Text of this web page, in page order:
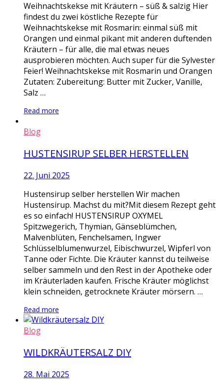
Weihnachtskekse mit Kräutern – süß & salzig Hier
findest du zwei köstliche Rezepte für
Weihnachtskekse mit Rosmarin: einmal süß mit
Orangen und einmal pikant mit anderen duftenden
Kräutern – für alle, die mal etwas neues
ausprobieren möchten. Auch super für die Sylvester
Feier! Weihnachtskekse mit Rosmarin und Orangen
Zutaten: Zubereitung: Butter mit Zucker, Vanille,
Salz …
Read more
Blog
HUSTENSIRUP SELBER HERSTELLEN
22. Juni 2025
Hustensirup selber herstellen Wir machen
Hustensirup. Machst du mit?Mit diesem Rezept geht
es so einfach! HUSTENSIRUP OXYMEL
Spitzwegerich, Thymian, Gänseblümchen,
Malvenblüten, Fenchelsamen, Ingwer
Schlüsselblumenwurzel, Eibischwurzel, Wipferl von
Tanne oder Fichte. Die Kräuter kannst du teilweise
selber sammeln und den Rest in der Apotheke oder
im Kräuterladen kaufen. Frische Kräuter möglichst
klein schneiden, getrocknete Kräuter mörsern. …
Read more
Blog
WILDKRÄUTERSALZ DIY
28. Mai 2025